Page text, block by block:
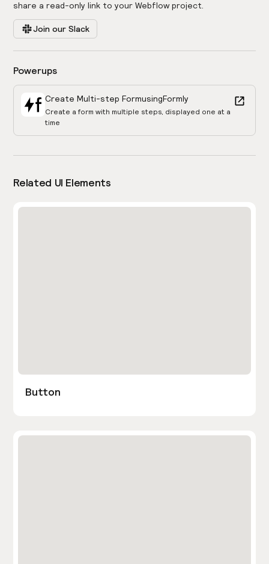
share a read-only link to your Webflow project.
Join our Slack
Powerups
Create Multi-step FormusingFormly
Create a form with multiple steps, displayed one at a
time
Related UI Elements
Button